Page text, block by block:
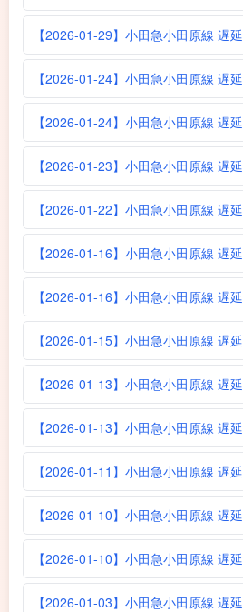
【2026-01-29】小田急小田原線 遅延
【2026-01-24】小田急小田原線 遅延
【2026-01-24】小田急小田原線 遅延
【2026-01-23】小田急小田原線 遅延
【2026-01-22】小田急小田原線 遅延
【2026-01-16】小田急小田原線 遅延
【2026-01-16】小田急小田原線 遅延
【2026-01-15】小田急小田原線 遅延
【2026-01-13】小田急小田原線 遅延
【2026-01-13】小田急小田原線 遅延
【2026-01-11】小田急小田原線 遅延
【2026-01-10】小田急小田原線 遅延
【2026-01-10】小田急小田原線 遅延
【2026-01-03】小田急小田原線 遅延